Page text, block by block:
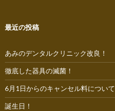
最近の投稿
あみのデンタルクリニック改良！
徹底した器具の滅菌！
6月1日からのキャンセル料について
誕生日！